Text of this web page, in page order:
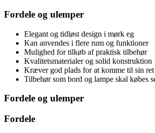
Fordele og ulemper
Elegant og tidløst design i mørk eg
Kan anvendes i flere rum og funktioner
Mulighed for tilkøb af praktisk tilbehør
Kvalitetsmaterialer og solid konstruktion
Kræver god plads for at komme til sin ret
Tilbehør som bord og lampe skal købes
Fordele og ulemper
Fordele